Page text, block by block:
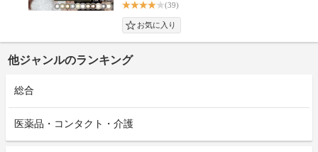
(39)
他ジャンルのランキング
総合
医薬品・コンタクト・介護